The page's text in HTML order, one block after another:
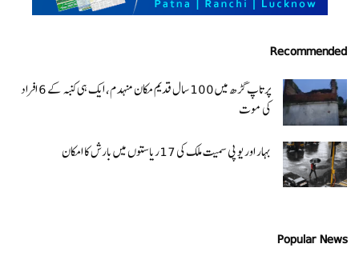
Recommended
پرتاپ گڑھ میں 100 سال قدیم مکان منہدم، ایک ہی کنبہ کے 6 افراد
کی موت
بہار اور یو پی سمیت ملک کی 17ریاستوں میں بارش کا امکان
Popular News